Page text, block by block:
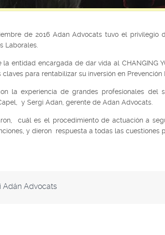
de 2016 Adan Advocats tuvo el
Laborales.
la entidad encargada de dar vida al CHANGING
para rentabilizar su inversión en Prevención
la experiencia de grandes profesionales del
y Sergi Adan, gerente de Adan Advocats.
cuál es el procedimiento de actuación a
y dieron respuesta a todas las cuestiones
Adán Advocats